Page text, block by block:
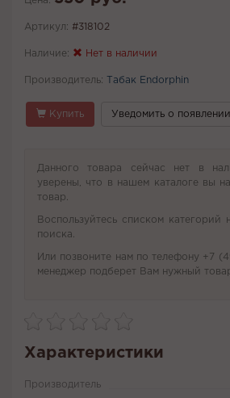
Артикул: #318102
Наличие: Нет в наличии
Производитель: Табак Endorphin
Купить Уведомить о появлении
Данного товара сейчас нет в
уверены, что в нашем каталоге вы
товар.
Воспользуйтесь списком категорий
поиска.
Или позвоните нам по телефону +7
менеджер подберет Вам нужный
Характеристики
Производитель